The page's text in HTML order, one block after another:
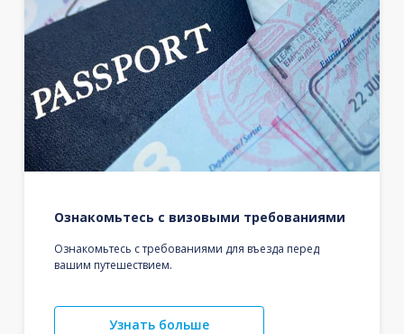
Ознакомьтесь с визовыми требованиями
Ознакомьтесь с требованиями для въезда перед
вашим путешествием.
Узнать больше